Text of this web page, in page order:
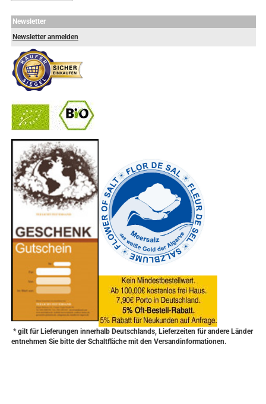
Newsletter
Newsletter anmelden
* gilt für Lieferungen innerhalb Deutschlands, Lieferzeiten für andere Länder
entnehmen Sie bitte der Schaltfläche mit den Versandinformationen.